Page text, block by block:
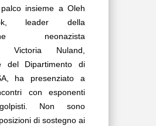
insieme a Oleh
leader della
neonazista
Victoria Nuland,
del Dipartimento di
ha presenziato a
con esponenti
Non sono
di sostegno ai